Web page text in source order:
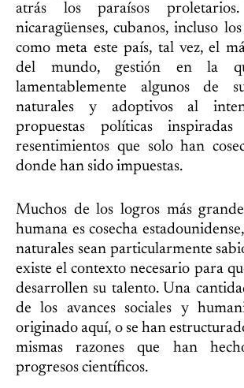
atrás los paraísos proletarios.
nicaragüenses, cubanos, incluso
como meta este país, tal vez, el
del mundo, gestión en la
lamentablemente algunos de
naturales y adoptivos al
propuestas políticas
resentimientos que solo han
donde han sido impuestas.
Muchos de los logros más
humana es cosecha
naturales sean particularmente
existe el contexto necesario para
desarrollen su talento. Una
de los avances sociales y
originado aquí, o se han
mismas razones que han
progresos científicos.